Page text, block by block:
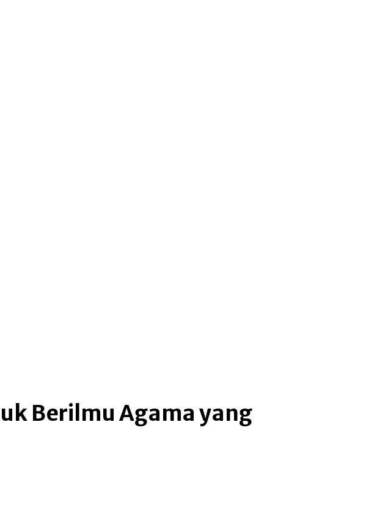
Berilmu Agama yang